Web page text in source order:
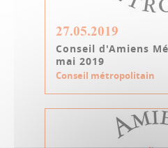
27.05.2019
Conseil d'Amiens
mai 2019
Conseil métropolitain